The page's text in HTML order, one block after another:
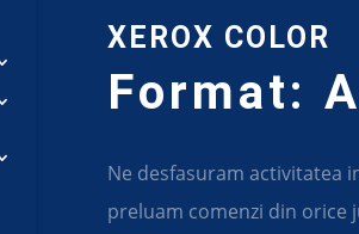
XEROX COLOR
Format:
Ne desfasuram activitatea
preluam comenzi din orice